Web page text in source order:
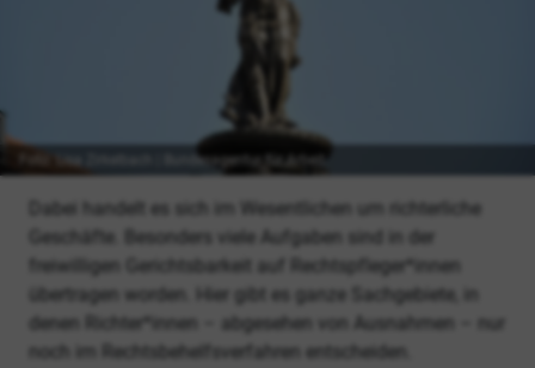
Foto: Lisa Zirkelbach | Bundesagentur für Arbeit
Dabei handelt es sich im Wesentlichen um richterliche
Geschäfte. Besonders viele Aufgaben sind in der
freiwilligen Gerichtsbarkeit auf Rechtspfleger*innen
übertragen worden. Hier gibt es ganze Sachgebiete, in
denen Richter*innen – abgesehen von Ausnahmen – nur
noch im Rechtsbehelfsverfahren entscheiden.